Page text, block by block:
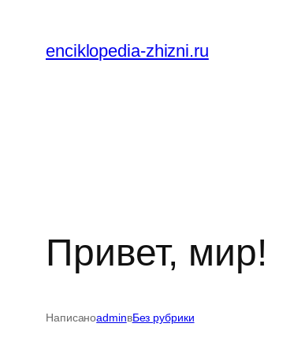
содержимому
enciklopedia-zhizni.ru
Привет, мир!
НаписаноadminвБез рубрики